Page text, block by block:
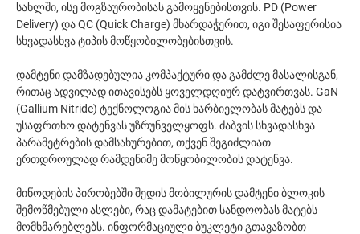
სახლში, ისე მოგზაურობისას გამოყენებისთვის. PD (Power
Delivery) და QC (Quick Charge) მხარდაჭერით, იგი შესაფერისია
სხვადასხვა ტიპის მოწყობილობებისთვის.
დამტენი დამზადებულია კომპაქტური და გამძლე მასალისგან,
რითაც ადვილად ითავისებს ყოველდღიურ დატვირთვას. GaN
(Gallium Nitride) ტექნოლოგია მის ხარბიელობას მატებს და
უსაფრთხო დატენვას უზრუნველყოფს. ძაბვის სხვადასხვა
პარამეტრების დამსახურებით, თქვენ შეგიძლიათ
ერთდროულად რამდენიმე მოწყობილობის დატენვა.
მიწოდების პირობებში შედის მობილურის დამტენი ბლოკის
შემოწმებული ასლები, რაც დამატებით სანდოობას მატებს
მომხმარებლებს. ინფორმაციული ბუკლეტი გთავაზობთ